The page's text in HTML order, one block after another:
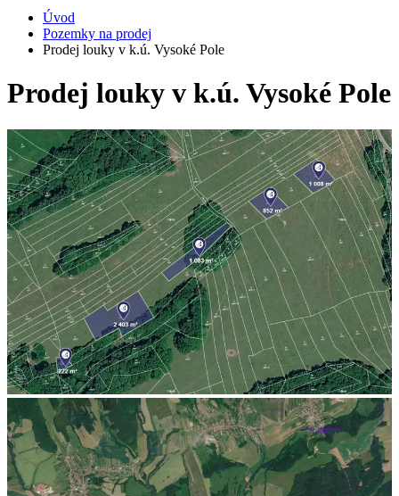
Úvod
Pozemky na prodej
Prodej louky v k.ú. Vysoké Pole
Prodej louky v k.ú. Vysoké Pole